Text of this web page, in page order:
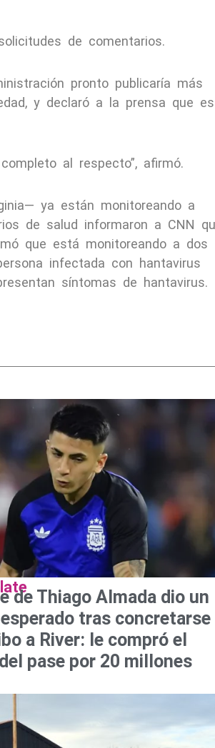
de comentarios.
pronto publicaría más
y declaró a la prensa que
al respecto”, afirmó.
ya están monitoreando a
de salud informaron a CNN
que está monitoreando a dos
infectada con hantavirus
síntomas de hantavirus.
de Thiago Almada dio un
tras concretarse
a River: le compró el
pase por 20 millones